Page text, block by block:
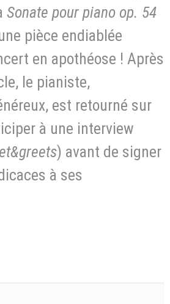
Sonate pour piano op. 54
pièce endiablée
en apothéose ! Après
le pianiste,
est retourné sur
à une interview
) avant de signer
à ses